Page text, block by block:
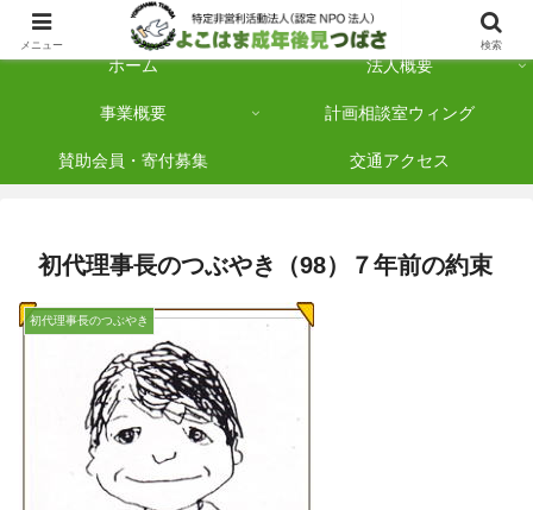
横浜市保土ケ谷区を拠点に「法人後見」を多数手がけている認定NPO法人です
ホーム 法人概要
事業概要 計画相談室ウィング
賛助会員・寄付募集 交通アクセス
初代理事長のつぶやき（98）７年前の約束
初代理事長のつぶやき
メニュー 検索